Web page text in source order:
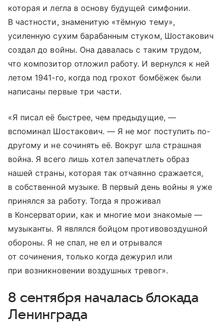
которая и легла в основу будущей симфонии.
В частности, знаменитую «тёмную тему»,
усиленную сухим барабанным стуком, Шостакович
создал до войны. Она давалась с таким трудом,
что композитор отложил работу. И вернулся к ней
летом 1941-го, когда под грохот бомбёжек были
написаны первые три части.
«Я писал её быстрее, чем предыдущие, —
вспоминал Шостакович. — Я не мог поступить по-
другому и не сочинять её. Вокруг шла страшная
война. Я всего лишь хотел запечатлеть образ
нашей страны, которая так отчаянно сражается,
в собственной музыке. В первый день войны я уже
принялся за работу. Тогда я проживал
в Консерватории, как и многие мои знакомые —
музыканты. Я являлся бойцом противовоздушной
обороны. Я не спал, не ел и отрывался
от сочинения, только когда дежурил или
при возникновении воздушных тревог».
8 сентября началась блокада
Ленинграда